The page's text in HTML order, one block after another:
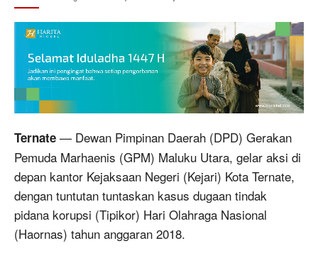
Ternate — Dewan Pimpinan Daerah (DPD) Gerakan
Pemuda Marhaenis (GPM) Maluku Utara, gelar aksi di
depan kantor Kejaksaan Negeri (Kejari) Kota Ternate,
dengan tuntutan tuntaskan kasus dugaan tindak
pidana korupsi (Tipikor) Hari Olahraga Nasional
(Haornas) tahun anggaran 2018.